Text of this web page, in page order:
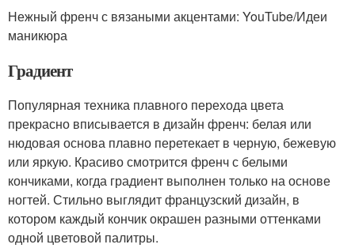
Нежный френч с вязаными акцентами: YouTube/Идеи
маникюра
Градиент
Популярная техника плавного перехода цвета
прекрасно вписывается в дизайн френч: белая или
нюдовая основа плавно перетекает в черную, бежевую
или яркую. Красиво смотрится френч с белыми
кончиками, когда градиент выполнен только на основе
ногтей. Стильно выглядит французский дизайн, в
котором каждый кончик окрашен разными оттенками
одной цветовой палитры.